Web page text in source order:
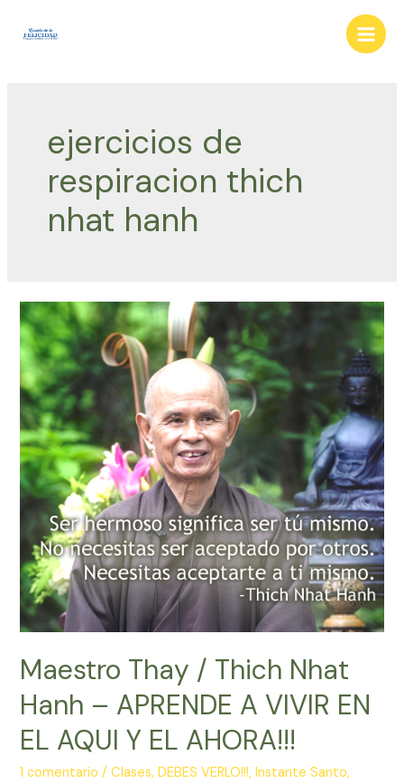
Main
ejercicios de
respiracion thich
nhat hanh
Maestro Thay / Thich Nhat
Hanh – APRENDE A VIVIR EN
EL AQUI Y EL AHORA!!!
1 comentario /Clases,DEBES VERLO!!!,Instante Santo,